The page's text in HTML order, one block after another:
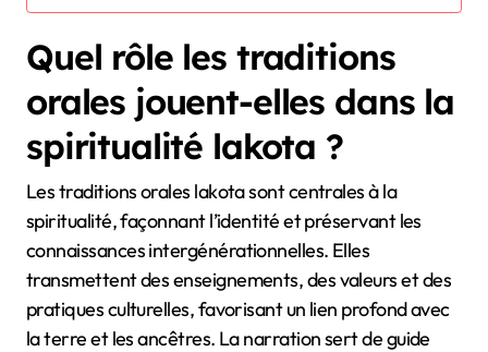
Quel rôle les traditions
orales jouent-elles dans la
spiritualité lakota ?
Les traditions orales lakota sont centrales à la
spiritualité, façonnant l’identité et préservant les
connaissances intergénérationnelles. Elles
transmettent des enseignements, des valeurs et des
pratiques culturelles, favorisant un lien profond avec
la terre et les ancêtres. La narration sert de guide